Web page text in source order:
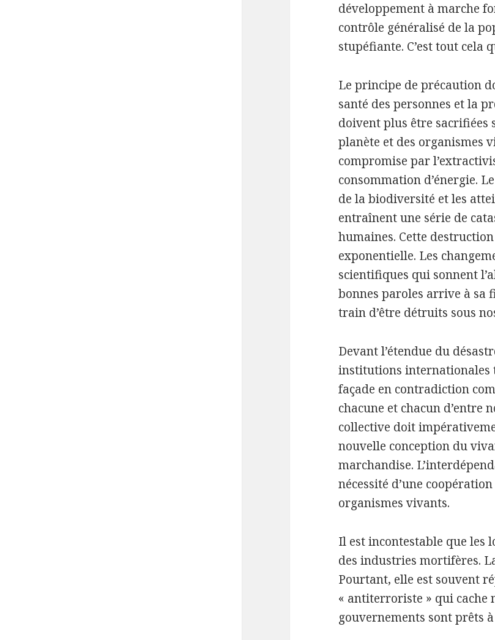
développement à marche
contrôle généralisé de la
stupéfiante. C’est tout cela
Le principe de précaution
santé des personnes et la
doivent plus être sacrifiées
planète et des organismes
compromise par
consommation d’énergie.
de la biodiversité et les
entraînent une série de
humaines. Cette
exponentielle. Les
scientifiques qui sonnent
bonnes paroles arrive à sa
train d’être détruits sous
Devant l’étendue du
institutions internationales
façade en contradiction
chacune et chacun d’entre
collective doit
nouvelle conception du
marchandise.
nécessité d’une
organismes vivants.
Il est incontestable que les
des industries mortifères.
Pourtant, elle est souvent
« antiterroriste » qui cache
gouvernements sont prêts